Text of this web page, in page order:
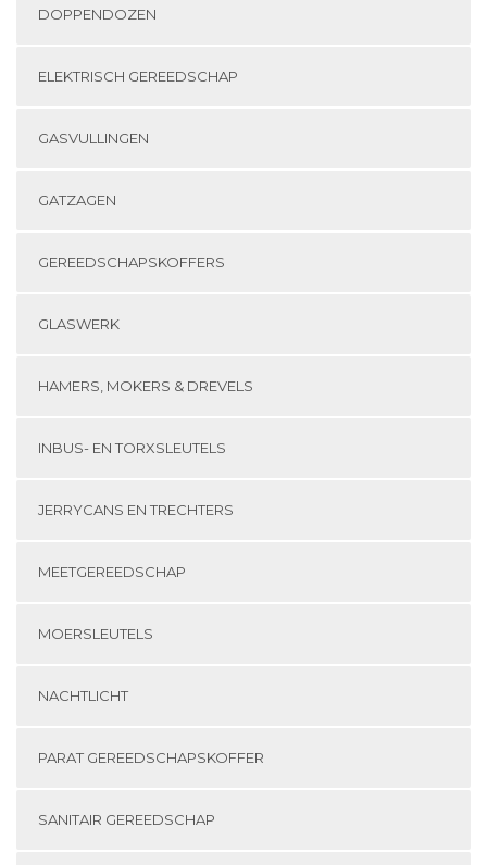
DOPPENDOZEN
ELEKTRISCH GEREEDSCHAP
GASVULLINGEN
GATZAGEN
GEREEDSCHAPSKOFFERS
GLASWERK
HAMERS, MOKERS & DREVELS
INBUS- EN TORXSLEUTELS
JERRYCANS EN TRECHTERS
MEETGEREEDSCHAP
MOERSLEUTELS
NACHTLICHT
PARAT GEREEDSCHAPSKOFFER
SANITAIR GEREEDSCHAP